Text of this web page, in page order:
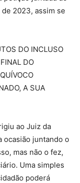
2023, assim se
DO INCLUSO
DO
A SUA
ao Juiz da
ocasião juntando o
mas não o fez,
Uma simples
poderá